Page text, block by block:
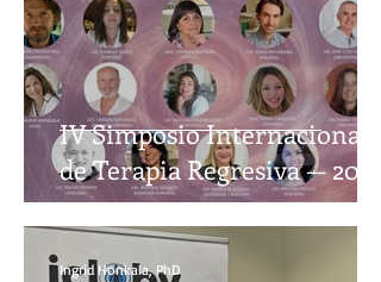
IV Simposio Internacional
de Terapia Regresiva — 2024
Ingrid Honkala, PhD